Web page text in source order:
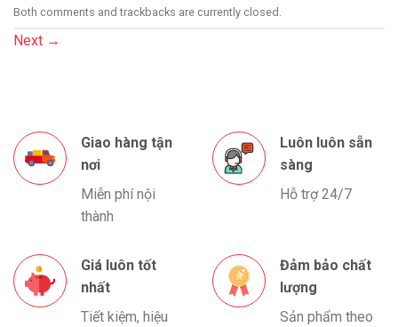
Both comments and trackbacks are currently closed.
Next →
Giao hàng tận
nơi
Miễn phí nội
thành
Luôn luôn sẵn
sàng
Hỗ trợ 24/7
Giá luôn tốt
nhất
Tiết kiệm, hiệu
Đảm bảo chất
lượng
Sản phẩm theo